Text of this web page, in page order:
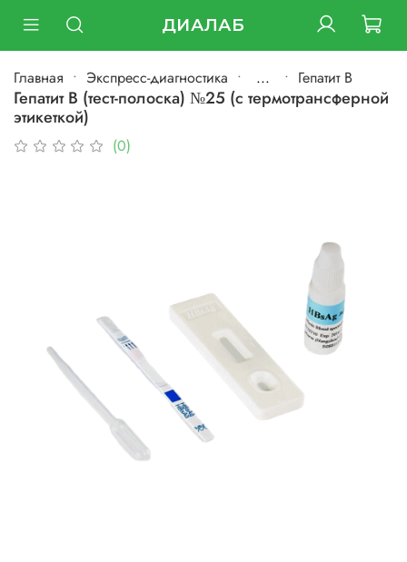
ДИАЛАБ
Главная Экспресс-диагностика ... Гепатит B
Гепатит В (тест-полоска) №25 (с термотрансферной
этикеткой)
(0)